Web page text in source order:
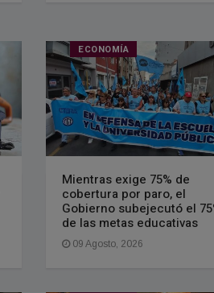
ECONOMÍA
Mientras exige 75% de
cobertura por paro, el
Gobierno subejecutó el
de las metas educativas
09 Agosto, 2026